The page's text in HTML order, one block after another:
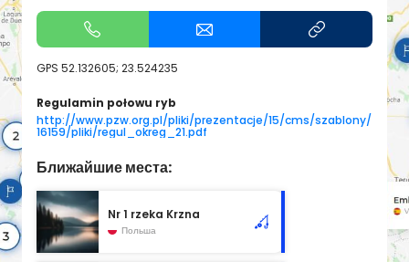
GPS 52.132605; 23.524235
Regulamin połowu ryb
http://www.pzw.org.pl/pliki/prezentacje/15/cms/szablony/
16159/pliki/regul_okreg_21.pdf
Ближайшие места:
Nr 1 rzeka Krzna
Польша